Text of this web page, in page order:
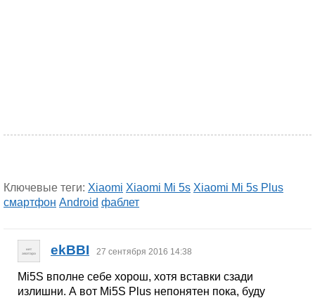
Ключевые теги: Xiaomi Xiaomi Mi 5s Xiaomi Mi 5s Plus
смартфон Android фаблет
ekBBI 27 сентября 2016 14:38
Mi5S вполне себе хорош, хотя вставки сзади
излишни. А вот Mi5S Plus непонятен пока, буду